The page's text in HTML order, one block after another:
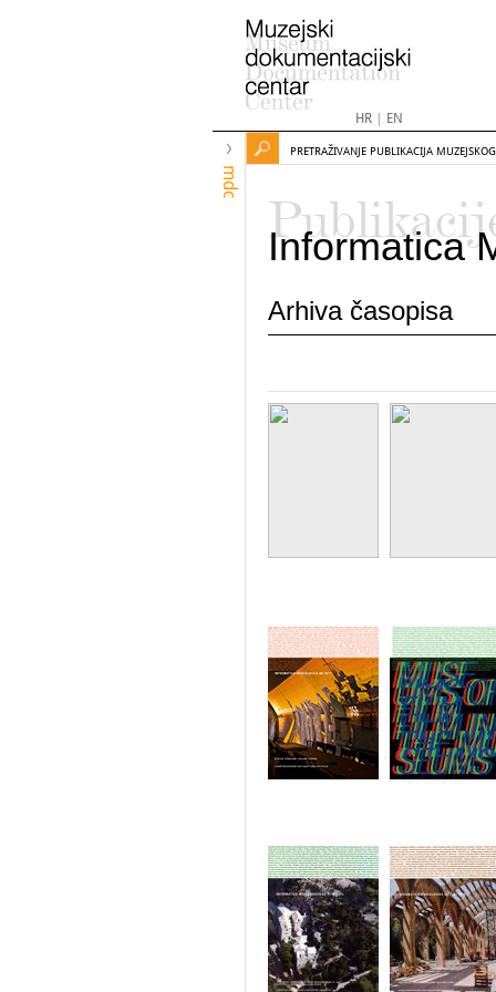
HR| EN
mdc
PRETRAŽIVANJE PUBLIKACIJA
Informatica
Arhiva časopisa